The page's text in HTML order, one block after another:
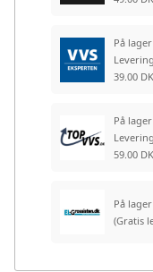
På lager
39.00
På lager
59.00
På lager
(Gratis